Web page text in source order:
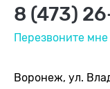
8 (473)
Перезвоните мне
Воронеж, ул.